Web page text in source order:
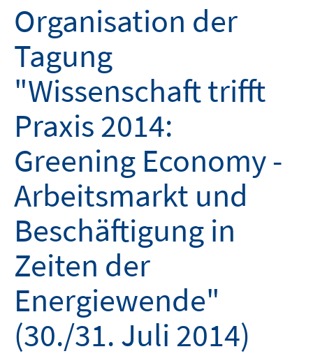
Organisation der
Tagung
"Wissenschaft trifft
Praxis 2014:
Greening Economy -
Arbeitsmarkt und
Beschäftigung in
Zeiten der
Energiewende"
(30./31. Juli 2014)